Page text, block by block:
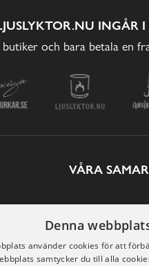
INGÅR
och bara betala en
VÅRA
Denna
använder cookies för att
samtycker du till alla